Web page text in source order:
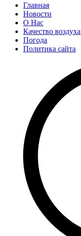
Главная
Новости
О Нас
Качество воздуха
Погода
Политика сайта